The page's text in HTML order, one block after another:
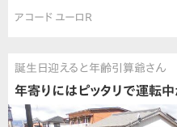
アコード ユーロR
誕生日迎えると年齢引算爺さん
年寄りにはピッタリで運転